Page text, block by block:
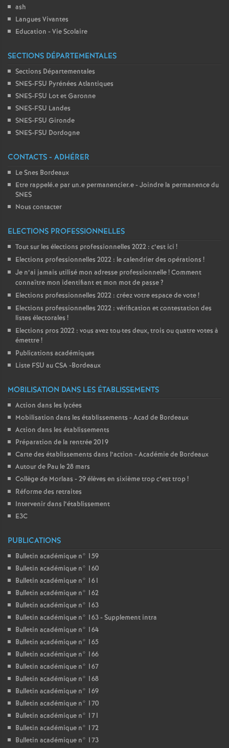
ash
Langues Vivantes
Education - Vie Scolaire
SECTIONS DÉPARTEMENTALES
Sections Départementales
SNES-FSU Pyrénées Atlantiques
SNES-FSU Lot et Garonne
SNES-FSU Landes
SNES-FSU Gironde
SNES-FSU Dordogne
CONTACTS - ADHÉRER
Le Snes Bordeaux
Etre rappelé.e par un.e permanencier.e - Joindre la permanence du
SNES
Nous contacter
ELECTIONS PROFESSIONNELLES
Tout sur les élections professionnelles 2022 : c’est ici !
Elections professionnelles 2022 : le calendrier des opérations !
Je n’ai jamais utilisé mon adresse professionnelle! Comment
connaître mon identifiant et mon mot de passe?
Elections professionnelles 2022 : créez votre espace de vote!
Elections professionnelles 2022 : vérification et contestation des
listes électorales !
Elections pros 2022 : vous avez tou·tes deux, trois ou quatre votes à
émettre!
Publications académiques
Liste FSU au CSA -Bordeaux
MOBILISATION DANS LES ÉTABLISSEMENTS
Action dans les lycées
Mobilisation dans les établissements - Acad de Bordeaux
Action dans les établissements
Préparation de la rentrée 2019
Carte des établissements dans l’action - Académie de Bordeaux
Autour de Pau le 28 mars
Collège de Morlaas - 29 élèves en sixième trop c’est trop!
Réforme des retraites
Intervenir dans l’établissement
E3C
PUBLICATIONS
Bulletin académique n° 159
Bulletin académique n° 160
Bulletin académique n° 161
Bulletin académique n° 162
Bulletin académique n° 163
Bulletin académique n° 163 - Supplement intra
Bulletin académique n° 164
Bulletin académique n° 165
Bulletin académique n° 166
Bulletin académique n° 167
Bulletin académique n° 168
Bulletin académique n° 169
Bulletin académique n° 170
Bulletin académique n° 171
Bulletin académique n° 172
Bulletin académique n° 173